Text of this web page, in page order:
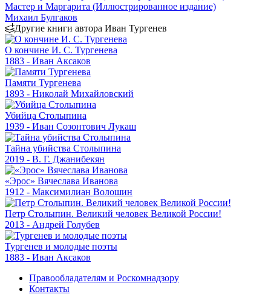
Мастер и Маргарита (Иллюстрированное издание)
Михаил Булгаков
Другие книги автора Иван Тургенев
О кончине И. С. Тургенева
1883 - Иван Аксаков
Памяти Тургенева
1893 - Николай Михайловский
Убийца Столыпина
1939 - Иван Созонтович Лукаш
Тайна убийства Столыпина
2019 - В. Г. Джанибекян
«Эрос» Вячеслава Иванова
1912 - Максимилиан Волошин
Петр Столыпин. Великий человек Великой России!
2013 - Андрей Голубев
Тургенев и молодые поэты
1883 - Иван Аксаков
Правообладателям и Роскомнадзору
Контакты